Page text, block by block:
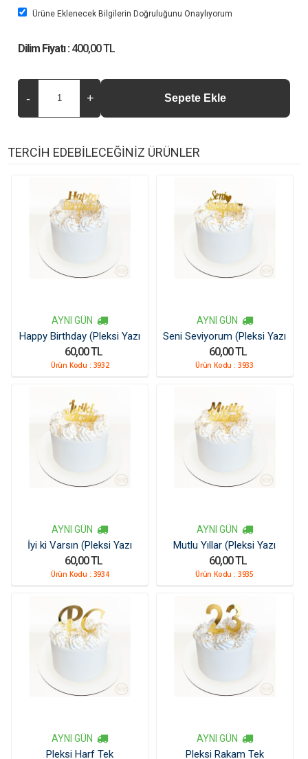
Ürüne Eklenecek Bilgilerin Doğruluğunu Onaylıyorum
Dilim Fiyatı : 400,00 TL
TERCİH EDEBİLECEĞİNİZ ÜRÜNLER
AYNI GÜN
Happy Birthday (Pleksi Yazı
Kücük)
60,00 TL
Ürün Kodu : 3932
AYNI GÜN
Seni Seviyorum (Pleksi Yazı
Kücük)
60,00 TL
Ürün Kodu : 3933
AYNI GÜN
İyi ki Varsın (Pleksi Yazı
Kücük)
60,00 TL
Ürün Kodu : 3934
AYNI GÜN
Mutlu Yıllar (Pleksi Yazı
Kücük)
60,00 TL
Ürün Kodu : 3935
AYNI GÜN
Pleksi Harf Tek
AYNI GÜN
Pleksi Rakam Tek